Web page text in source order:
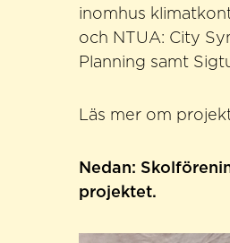
inomhus
och NTUA: City
Planning samt
Läs mer om
Nedan:
projektet.